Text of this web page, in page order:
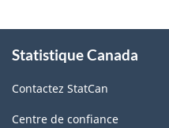
propos
ce
site
Statistique Canada
Contactez StatCan
Centre de confiance